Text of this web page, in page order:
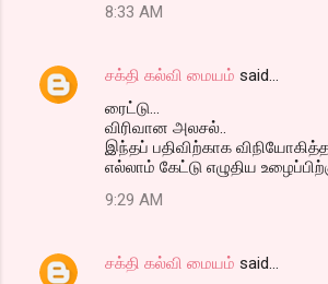
8:33 AM
சக்தி கல்வி மையம் said…
ரைட்டு...
விரிவான அலசல்..
இந்தப் பதிவிற்காக
எல்லாம் கேட்டு எழுதிய
9:29 AM
சக்தி கல்வி மையம் said…